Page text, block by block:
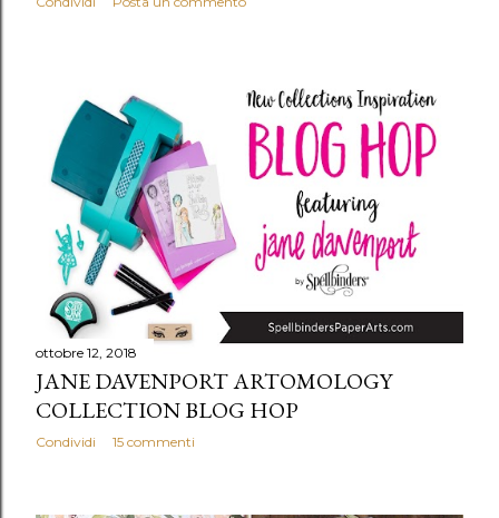
ottobre 12, 2018
JANE DAVENPORT ARTOMOLOGY
COLLECTION BLOG HOP
Condividi 15 commenti